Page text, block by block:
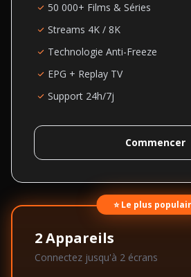
50 000+ Films & Séries
Streams 4K / 8K
Technologie Anti-Freeze
EPG + Replay TV
Support 24h/7j
Commencer
⭐ Le plus
2Appareils
Connectez jusqu'à 2 écrans